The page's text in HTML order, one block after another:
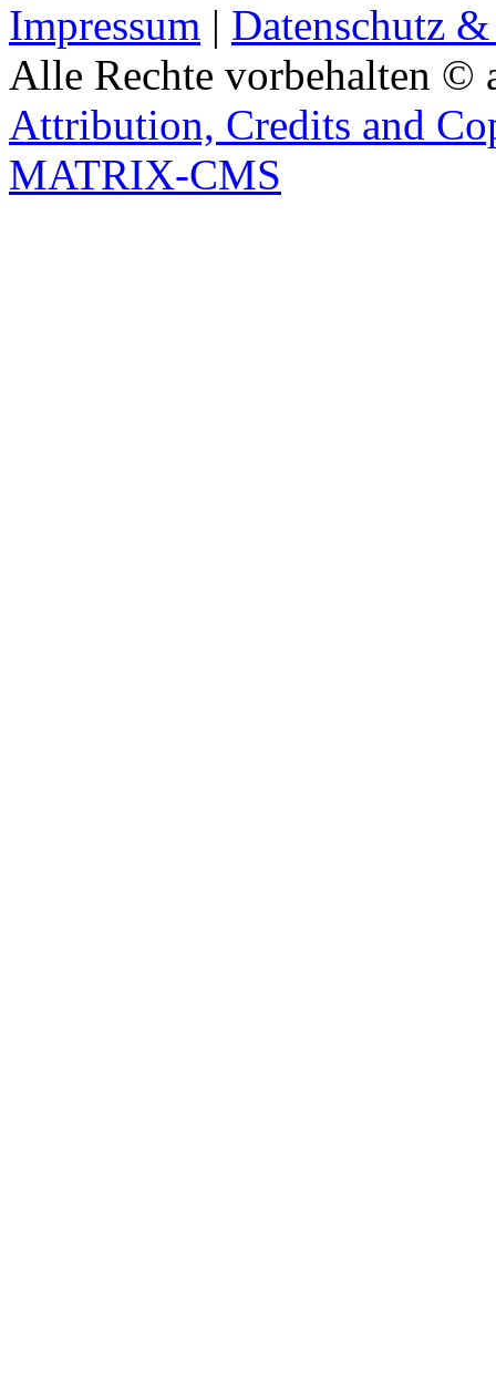
Impressum | Datenschutz
Alle Rechte vorbehalten ©
Attribution, Credits and
MATRIX-CMS